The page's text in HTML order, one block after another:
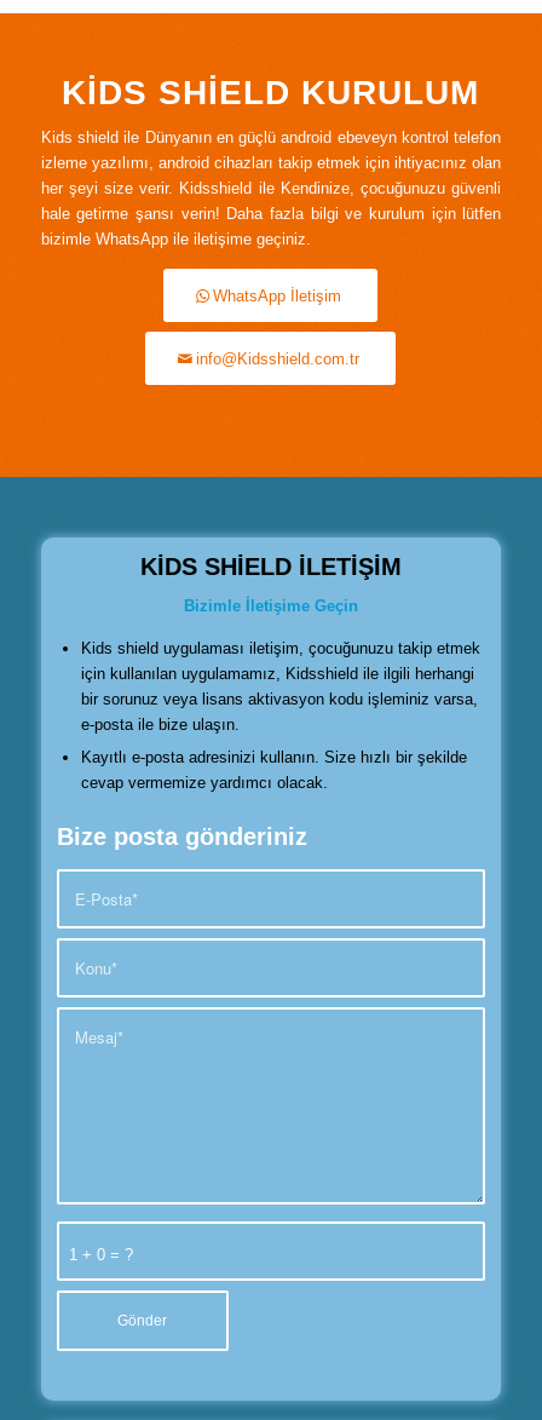
KİDS SHİELD KURULUM
Kids shield ile Dünyanın en güçlü android ebeveyn kontrol telefon
izleme yazılımı, android cihazları takip etmek için ihtiyacınız olan
her şeyi size verir. Kidsshield ile Kendinize, çocuğunuzu güvenli
hale getirme şansı verin! Daha fazla bilgi ve kurulum için lütfen
bizimle WhatsApp ile iletişime geçiniz.
WhatsApp İletişim
info@Kidsshield.com.tr
KİDS SHİELD İLETİŞİM
Bizimle İletişime Geçin
Kids shield uygulaması iletişim, çocuğunuzu takip etmek
için kullanılan uygulamamız, Kidsshield ile ilgili herhangi
bir sorunuz veya lisans aktivasyon kodu işleminiz varsa,
e-posta ile bize ulaşın.
Kayıtlı e-posta adresinizi kullanın. Size hızlı bir şekilde
cevap vermemize yardımcı olacak.
Bize posta gönderiniz
1 + 0 = ?